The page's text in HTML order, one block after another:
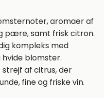
aromaer af
pære, samt frisk citron.
kompleks med
blomster.
af citrus, der
fine og friske vin.